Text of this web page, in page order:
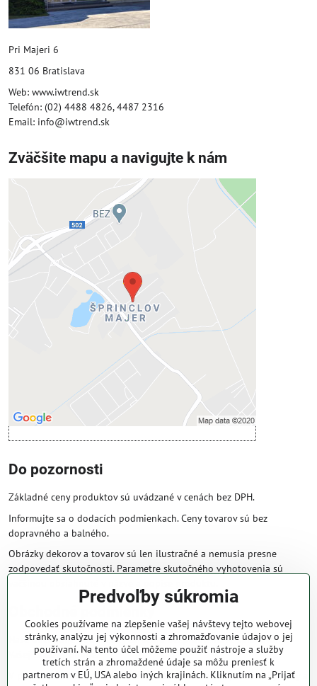
Pri Majeri 6
831 06 Bratislava
Web: www.iwtrend.sk
Telefón: (02) 4488 4826, 4487 2316
Email: info@iwtrend.sk
Zväčšite mapu a navigujte k nám
Externý obsah je blokovaný
Prajete si načítať externý obsah?
Povoliť tentokrát
Povoliť a zapamätať - súhlas s druhom
cookie: Funkčné
Otvoriť obsah v novom okne
Do pozornosti
Základné ceny produktov sú uvádzané v cenách bez DPH.
Informujte sa o dodacích podmienkach. Ceny tovarov sú bez
dopravného a balného.
Obrázky dekorov a tovarov sú len ilustračné a nemusia presne
zodpovedať skutočnosti. Parametre skutočného vyhotovenia sú
Obchodné podmienky
Naše obchodné podmienky zaručujú bezproblémové spracovanie
Vašej zakázky online.
V prípade, že máte s nami už dojednané obchodné podmienky, ceny a
Predvoľby súkromia
Cookies používame na zlepšenie vašej návštevy tejto webovej
stránky, analýzu jej výkonnosti a zhromažďovanie údajov o jej
používaní. Na tento účel môžeme použiť nástroje a služby
tretích strán a zhromaždené údaje sa môžu preniesť k
partnerom v EÚ, USA alebo iných krajinách. Kliknutím na „Prijať